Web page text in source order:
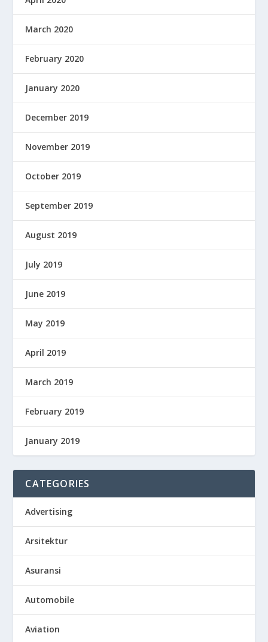
March 2020
February 2020
January 2020
December 2019
November 2019
October 2019
September 2019
August 2019
July 2019
June 2019
May 2019
April 2019
March 2019
February 2019
January 2019
CATEGORIES
Advertising
Arsitektur
Asuransi
Automobile
Aviation